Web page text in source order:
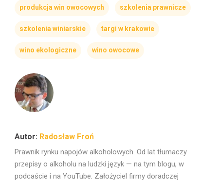
produkcja win owocowych szkolenia prawnicze
szkolenia winiarskie targi w krakowie
wino ekologiczne wino owocowe
Radosław Froń
Prawnik rynku napojów alkoholowych. Od lat tłumaczy
przepisy o alkoholu na ludzki język — na tym blogu, w
podcaście i na YouTube. Założyciel firmy doradczej